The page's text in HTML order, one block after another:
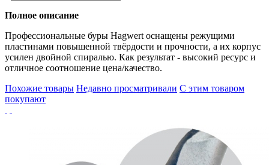
Полное описание
Профессиональные буры Hagwert оснащены режущими
пластинами повышенной твёрдости и прочности, а их корпус
усилен двойной спиралью. Как результат - высокий ресурс и
отличное соотношение цена/качество.
Похожие товары Недавно просматривали С этим товаром
покупают